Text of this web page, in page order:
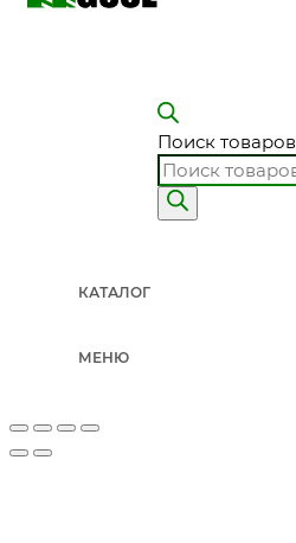
Поиск товаров
КАТАЛОГ
МЕНЮ